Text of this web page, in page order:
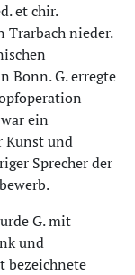
et chir.
nieder.
Bonn. G. erregte
ein
Kunst und
Sprecher der
G. mit
und
bezeichnete